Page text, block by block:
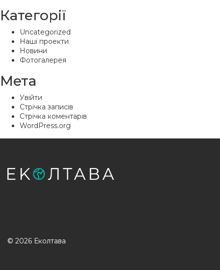
Категорії
Uncategorized
Наші проекти
Новини
Фотогалерея
Мета
Увійти
Стрічка записів
Стрічка коментарів
WordPress.org
© 2026 Еколтава